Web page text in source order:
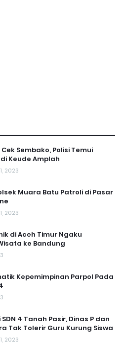
Sembako, Polisi Temui
Keude Amplah
2023
Muara Batu Patroli di Pasar
2023
di Aceh Timur Ngaku
ke Bandung
Kepemimpinan Parpol Pada
4 Tanah Pasir, Dinas P dan
Tak Tolerir Guru Kurung Siswa
2023